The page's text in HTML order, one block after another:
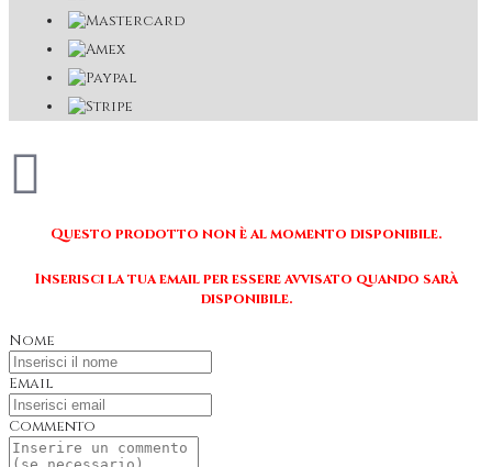
Questo prodotto non è al momento disponibile.
Inserisci la tua email per essere avvisato quando sarà
disponibile.
Nome
Email
Commento